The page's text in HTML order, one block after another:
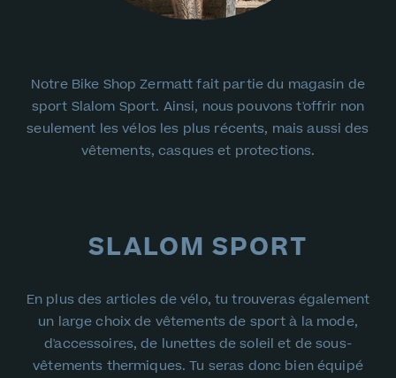
Notre Bike Shop Zermatt fait partie du magasin de
sport Slalom Sport. Ainsi, nous pouvons t'offrir non
seulement les vélos les plus récents, mais aussi des
vêtements, casques et protections.
SLALOM SPORT
En plus des articles de vélo, tu trouveras également
un large choix de vêtements de sport à la mode,
d'accessoires, de lunettes de soleil et de sous-
vêtements thermiques. Tu seras donc bien équipé